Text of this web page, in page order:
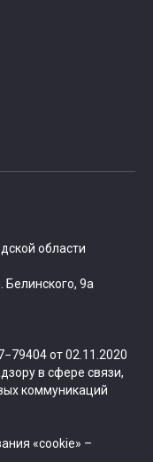
области
9а
от 02.11.2020
в сфере связи,
коммуникаций
«cookie» –